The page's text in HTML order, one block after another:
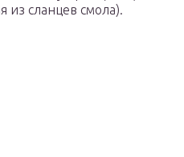
из сланцев смола).